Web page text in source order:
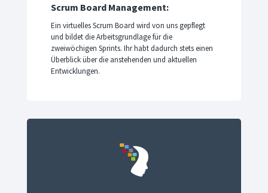
Scrum Board Management:
Ein virtuelles Scrum Board wird von uns gepflegt
und bildet die Arbeitsgrundlage für die
zweiwöchigen Sprints. Ihr habt dadurch stets einen
Überblick über die anstehenden und aktuellen
Entwicklungen.